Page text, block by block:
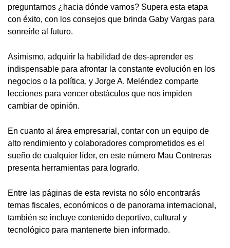
preguntarnos ¿hacia dónde vamos? Supera esta etapa
con éxito, con los consejos que brinda Gaby Vargas para
sonreírle al futuro.
Asimismo, adquirir la habilidad de des-aprender es
indispensable para afrontar la constante evolución en los
negocios o la política, y Jorge A. Meléndez comparte
lecciones para vencer obstáculos que nos impiden
cambiar de opinión.
En cuanto al área empresarial, contar con un equipo de
alto rendimiento y colaboradores comprometidos es el
sueño de cualquier líder, en este número Mau Contreras
presenta herramientas para lograrlo.
Entre las páginas de esta revista no sólo encontrarás
temas fiscales, económicos o de panorama internacional,
también se incluye contenido deportivo, cultural y
tecnológico para mantenerte bien informado.